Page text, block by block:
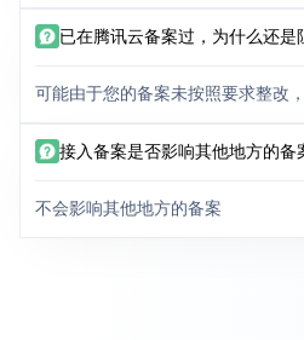
已在腾讯云备案过，为什么还是
可能由于您的备案未按照要求整改
接入备案是否影响其他地方的备
不会影响其他地方的备案